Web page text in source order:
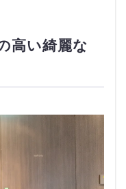
高い綺麗な